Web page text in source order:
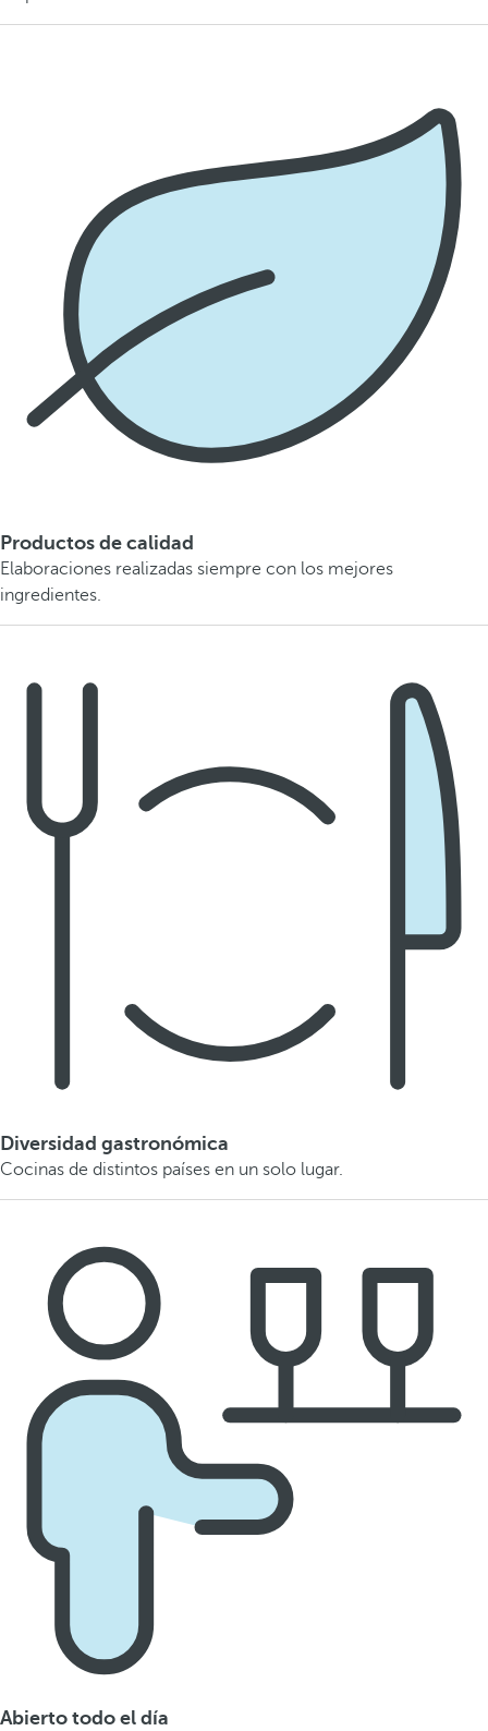
Productos de calidad
Elaboraciones realizadas siempre con los mejores
ingredientes.
Diversidad gastronómica
Cocinas de distintos países en un solo lugar.
Abierto todo el día